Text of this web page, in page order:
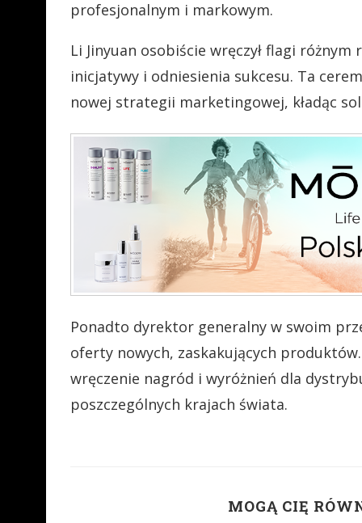
profesjonalnym i markowym.
Li Jinyuan osobiście wręczył flagi
inicjatywy i odniesienia sukcesu. Ta
nowej strategii marketingowej, kładąc
Ponadto dyrektor generalny w swoim
oferty nowych, zaskakujących
wręczenie nagród i wyróżnień dla
poszczególnych krajach świata.
MOGĄ CIĘ